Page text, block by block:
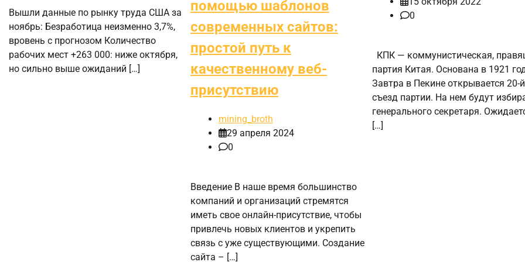
Вышли данные по рынку труда США за
ноябрь: Безработица неизменно 3,7%,
вровень с прогнозом Количество
рабочих мест +263 000: ниже октября,
но сильно выше ожиданий […]
помощью шаблонов
современных сайтов:
простой путь к
качественному веб-
присутствию
mining_broth
29 апреля 2024
0
Введение В наше время большинство
компаний и организаций стремятся
иметь свое онлайн-присутствие, чтобы
привлечь новых клиентов и укрепить
связь с уже существующими. Создание
сайта – […]
0
КПК — коммунистическая,
партия Китая. Основана в 1921
Завтра в Пекине открывается 20-й
съезд партии. На нем будут
генерального секретаря.
[…]